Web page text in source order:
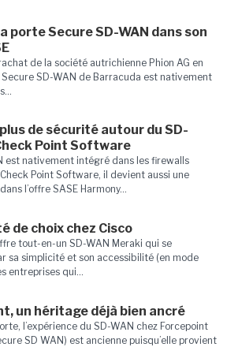
porte Secure SD-WAN dans son
de la société autrichienne Phion AG en
SD-WAN de Barracuda est nativement
de sécurité autour du SD-
Point Software
est nativement intégré dans les firewalls
Point Software, il devient aussi une
l’offre SASE Harmony...
de choix chez Cisco
tout-en-un SD-WAN Meraki qui se
sa simplicité et son accessibilité (en mode
entreprises qui...
un héritage déjà bien ancré
l’expérience du SD-WAN chez Forcepoint
SD WAN) est ancienne puisqu’elle provient